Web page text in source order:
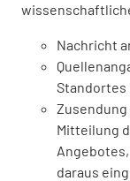
Nachricht
Mitteilung
daraus